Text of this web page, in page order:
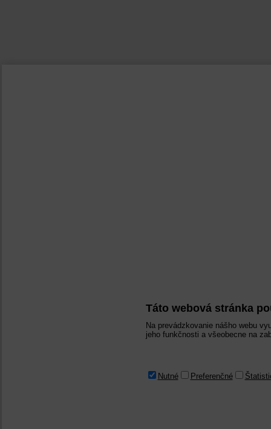
Táto webová stránka
Na prevádzkovanie nášho webu
jeho funkčnosti a všeobecne na
Nutné Preferenčné